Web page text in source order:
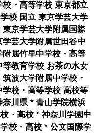
・高等学校 東京都立
校 国立 東京学芸大学
京学芸大学附属国際
芸大学附属世田谷中
属竹早中学校・高等
教育学校 お茶の水女
波大学附属中学校・
校・高等学校 高校等
川県 * 青山学院横浜
・高校 * 神奈川学園中
校・高校 * 公文国際学